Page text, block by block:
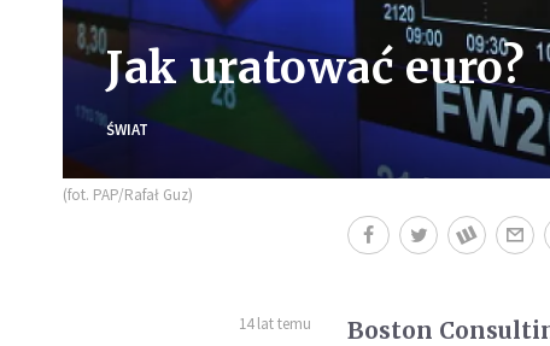
Jak uratować euro?
ŚWIAT
(fot. PAP/Rafał Guz)
14 lat temu Boston